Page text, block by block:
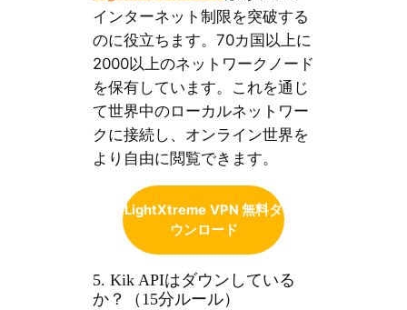
インターネット制限を突破する
のに役立ちます。70カ国以上に
2000以上のネットワークノード
を保有しています。これを通じ
て世界中のローカルネットワー
クに接続し、オンライン世界を
より自由に閲覧できます。
LightXtreme VPN 無料ダ
ウンロード
5. Kik APIはダウンしている
か？（15分ルール）